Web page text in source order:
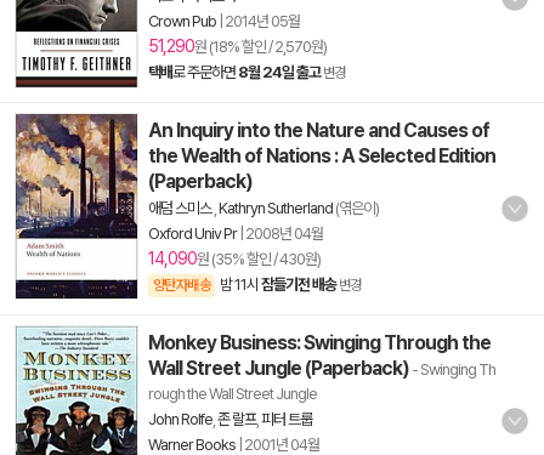
Crown Pub 2014년 05월
51,290원 (18% 할인 / 2,570원)
택배로 주문하면 8월 24일 출고 변경
An Inquiry into the Nature and Causes of
the Wealth of Nations : A Selected Edition
(Paperback)
애덤 스미스, Kathryn Sutherland (엮은이)
Oxford Univ Pr| 2008년 04월
14,090원 (35% 할인 / 430원)
양탄자배송 밤 11시 잠들기전 배송 변경
Monkey Business: Swinging Through the
Wall Street Jungle (Paperback) - Swinging Th
rough the Wall Street Jungle
John Rolfe 존 랄프, 피터 트룹
Warner Books 2001년 04월